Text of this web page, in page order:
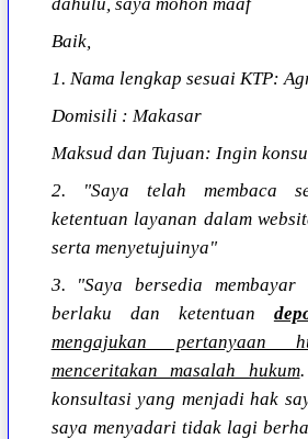
Baik,
1. Nama lengkap sesuai KTP:
Domisili : Makasar
Maksud dan Tujuan: Ingin
2. "Saya telah membaca
ketentuan layanan dalam
serta menyetujuinya"
3. "Saya bersedia
berlaku dan ketentuan
mengajukan pertanyaan
menceritakan masalah hukum
konsultasi yang menjadi hak
saya menyadari tidak lagi